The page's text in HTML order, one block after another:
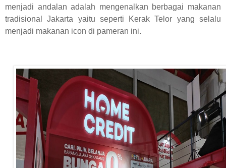
menjadi andalan adalah mengenalkan berbagai makanan
tradisional Jakarta yaitu seperti Kerak Telor yang selalu
menjadi makanan icon di pameran ini.